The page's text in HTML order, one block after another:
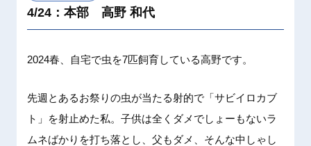
4/24：本部 高野 和代
2024春、自宅で虫を7匹飼育している高野です。
先週とあるお祭りの虫が当たる射的で「サビイロカブ
ト」を射止めた私。子供は全くダメでしょーもないラ
ムネばかりを打ち落とし、父もダメ、そんな中しゃし